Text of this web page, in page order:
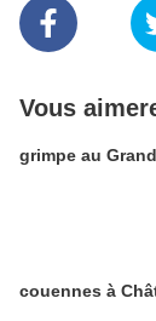
Vous
grimpe au
couennes à